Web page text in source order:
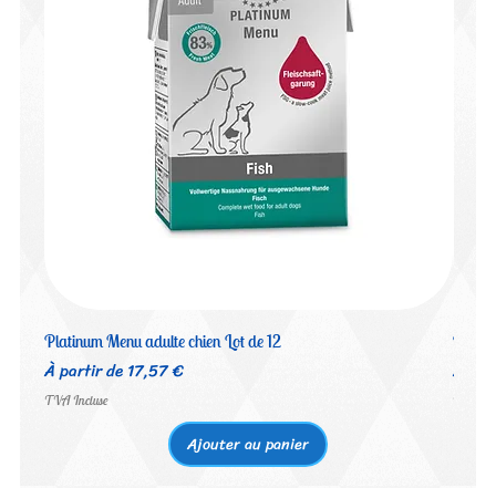
Platinum Menu adulte chien Lot de 12
À partir de17,57 €
Prix promotionnel
TVA Incluse
Ajouter au panier
À
Prix
TVA